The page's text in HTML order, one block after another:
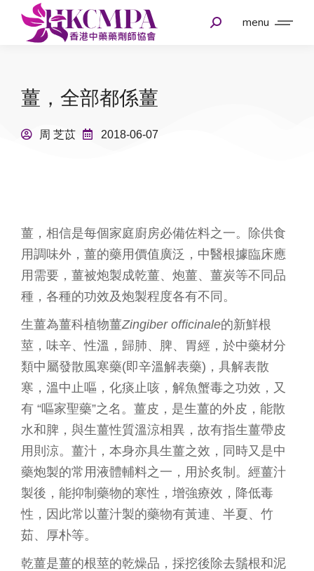
menu
薑，全部都係薑
周 芝苡 2018-06-07
薑，相信是每個家庭廚房必備佐料之一。除供食
用調味外，薑的藥用價值廣泛，中醫根據臨床應
用需要，薑被炮製成乾薑、炮薑、薑炭等不同品
種，各種的功效及炮製程度各有不同。
生薑為薑科植物薑Zingiber officinale的新鮮根
莖，味辛、性溫，歸肺、脾、胃經，於中藥材分
類中屬發散風寒藥(即辛溫解表藥)，具解表散
寒，溫中止嘔，化痰止咳，解魚蟹毒之功效，又
有 “嘔家聖藥”之名。薑皮，是生薑的外皮，能散
水和脾，與生薑性質溫涼相異，故有指生薑帶皮
用則涼。薑汁，本身亦具生薑之效，同時又是中
藥炮製的常用液體輔料之一，用於炙制。經薑汁
製後，能抑制藥物的寒性，增強療效，降低毒
性，因此常以薑汁製的藥物有黃連、半夏、竹
茹、厚朴等。
乾薑是薑的根莖的乾燥品，採挖後除去鬚根和泥